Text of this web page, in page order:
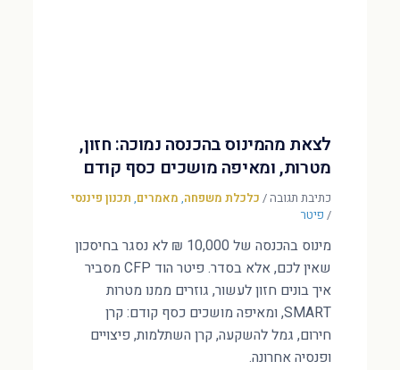
לצאת מהמינוס בהכנסה נמוכה: חזון,
מטרות, ומאיפה מושכים כסף קודם
כתיבת תגובה/ כלכלת משפחה, מאמרים, תכנון פיננסי
/ פיטר
מינוס בהכנסה של 10,000 ₪ לא נסגר בחיסכון
שאין לכם, אלא בסדר. פיטר הוד CFP מסביר
איך בונים חזון לעשור, גוזרים ממנו מטרות
SMART, ומאיפה מושכים כסף קודם: קרן
חירום, גמל להשקעה, קרן השתלמות, פיצויים
ופנסיה אחרונה.